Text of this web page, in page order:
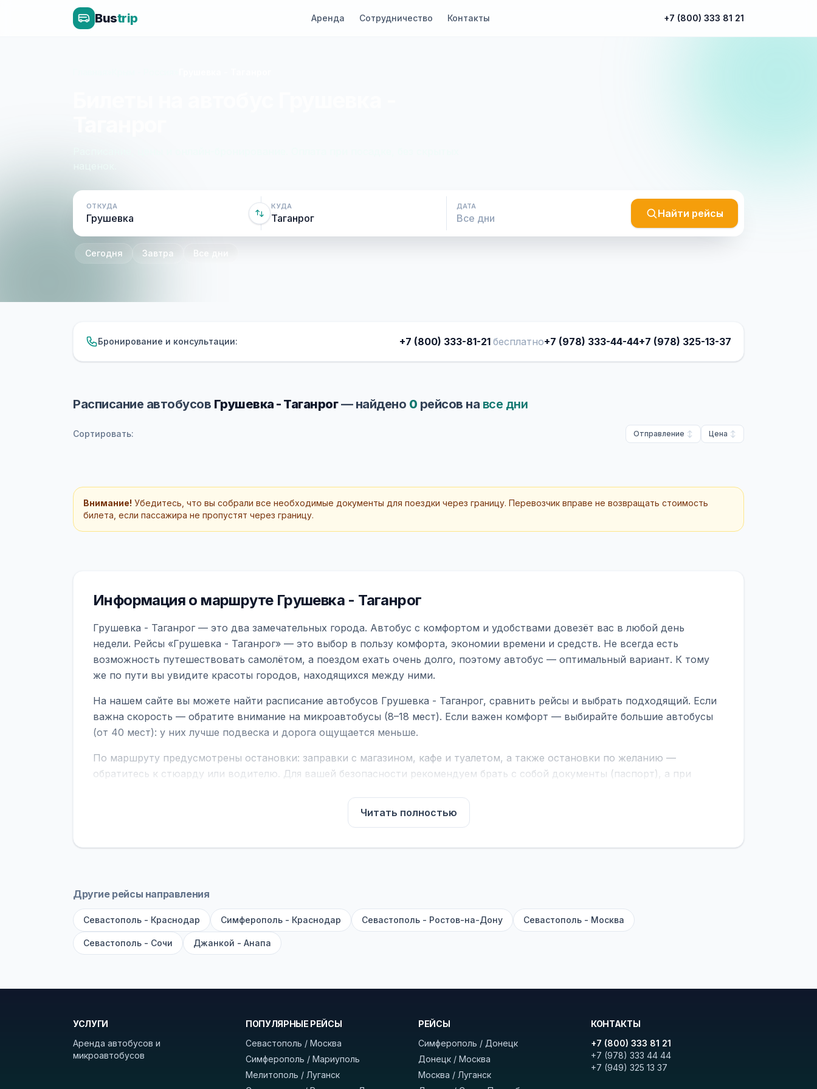
Bustrip Аренда Сотрудничество Контакты +7 (800) 333 81 21
ОТКУДА КУДА ДАТА
Найти рейсы
Сегодня Завтра Все дни
Бронирование и консультации: +7 (800) 333-81-21 бесплатно+7 (978) 333-44-44+7 (978) 325-13-37
Расписание автобусов Грушевка - Таганрог— найдено 0 рейсов на все дни
Сортировать: Отправление Цена
Внимание! Убедитесь, что вы собрали все необходимые документы для поездки через границу. Перевозчик вправе не возвращать стоимость
билета, если пассажира не пропустят через границу.
Информация о маршруте Грушевка - Таганрог
Грушевка - Таганрог — это два замечательных города. Автобус с комфортом и удобствами довезёт вас в любой день
недели. Рейсы «Грушевка - Таганрог» — это выбор в пользу комфорта, экономии времени и средств. Не всегда есть
возможность путешествовать самолётом, а поездом ехать очень долго, поэтому автобус — оптимальный вариант. К тому
же по пути вы увидите красоты городов, находящихся между ними.
На нашем сайте вы можете найти расписание автобусов Грушевка - Таганрог, сравнить рейсы и выбрать подходящий. Если
важна скорость — обратите внимание на микроавтобусы (8–18 мест). Если важен комфорт — выбирайте большие автобусы
(от 40 мест): у них лучше подвеска и дорога ощущается меньше.
По маршруту предусмотрены остановки: заправки с магазином, кафе и туалетом, а также остановки по желанию —
обратитесь к стюарду или водителю. Для вашей безопасности рекомендуем брать с собой документы (паспорт), а при
В автобусах есть всё необходимое для комфортной поездки: регулировка сидений, кондиционер, отопление, зарядка
устройств, вода, пледы. На больших автобусах работают стюарды. У нас
оплата производится только при посадке, печатать билет заранее не нужно.
рейсов вы увидите время выезда, место посадки, время и место прибытия, время в пути и цену. Кнопка «Детали рейса»
Удачных поездок! С уважением, командаBUSTRIP.PRO
Читать полностью
Другие рейсы направления
Севастополь - Краснодар Симферополь - Краснодар Севастополь - Ростов-на-Дону Севастополь - Москва
Севастополь - Сочи Джанкой - Анапа
УСЛУГИ
Аренда автобусов и
микроавтобусов
ПОПУЛЯРНЫЕ РЕЙСЫ
Севастополь / Москва
Симферополь / Мариуполь
Мелитополь / Луганск
РЕЙСЫ
Симферополь / Донецк
Донецк / Москва
Москва / Луганск
КОНТАКТЫ
+7 (800) 333 81 21
+7 (978) 333 44 44
+7 (949) 325 13 37